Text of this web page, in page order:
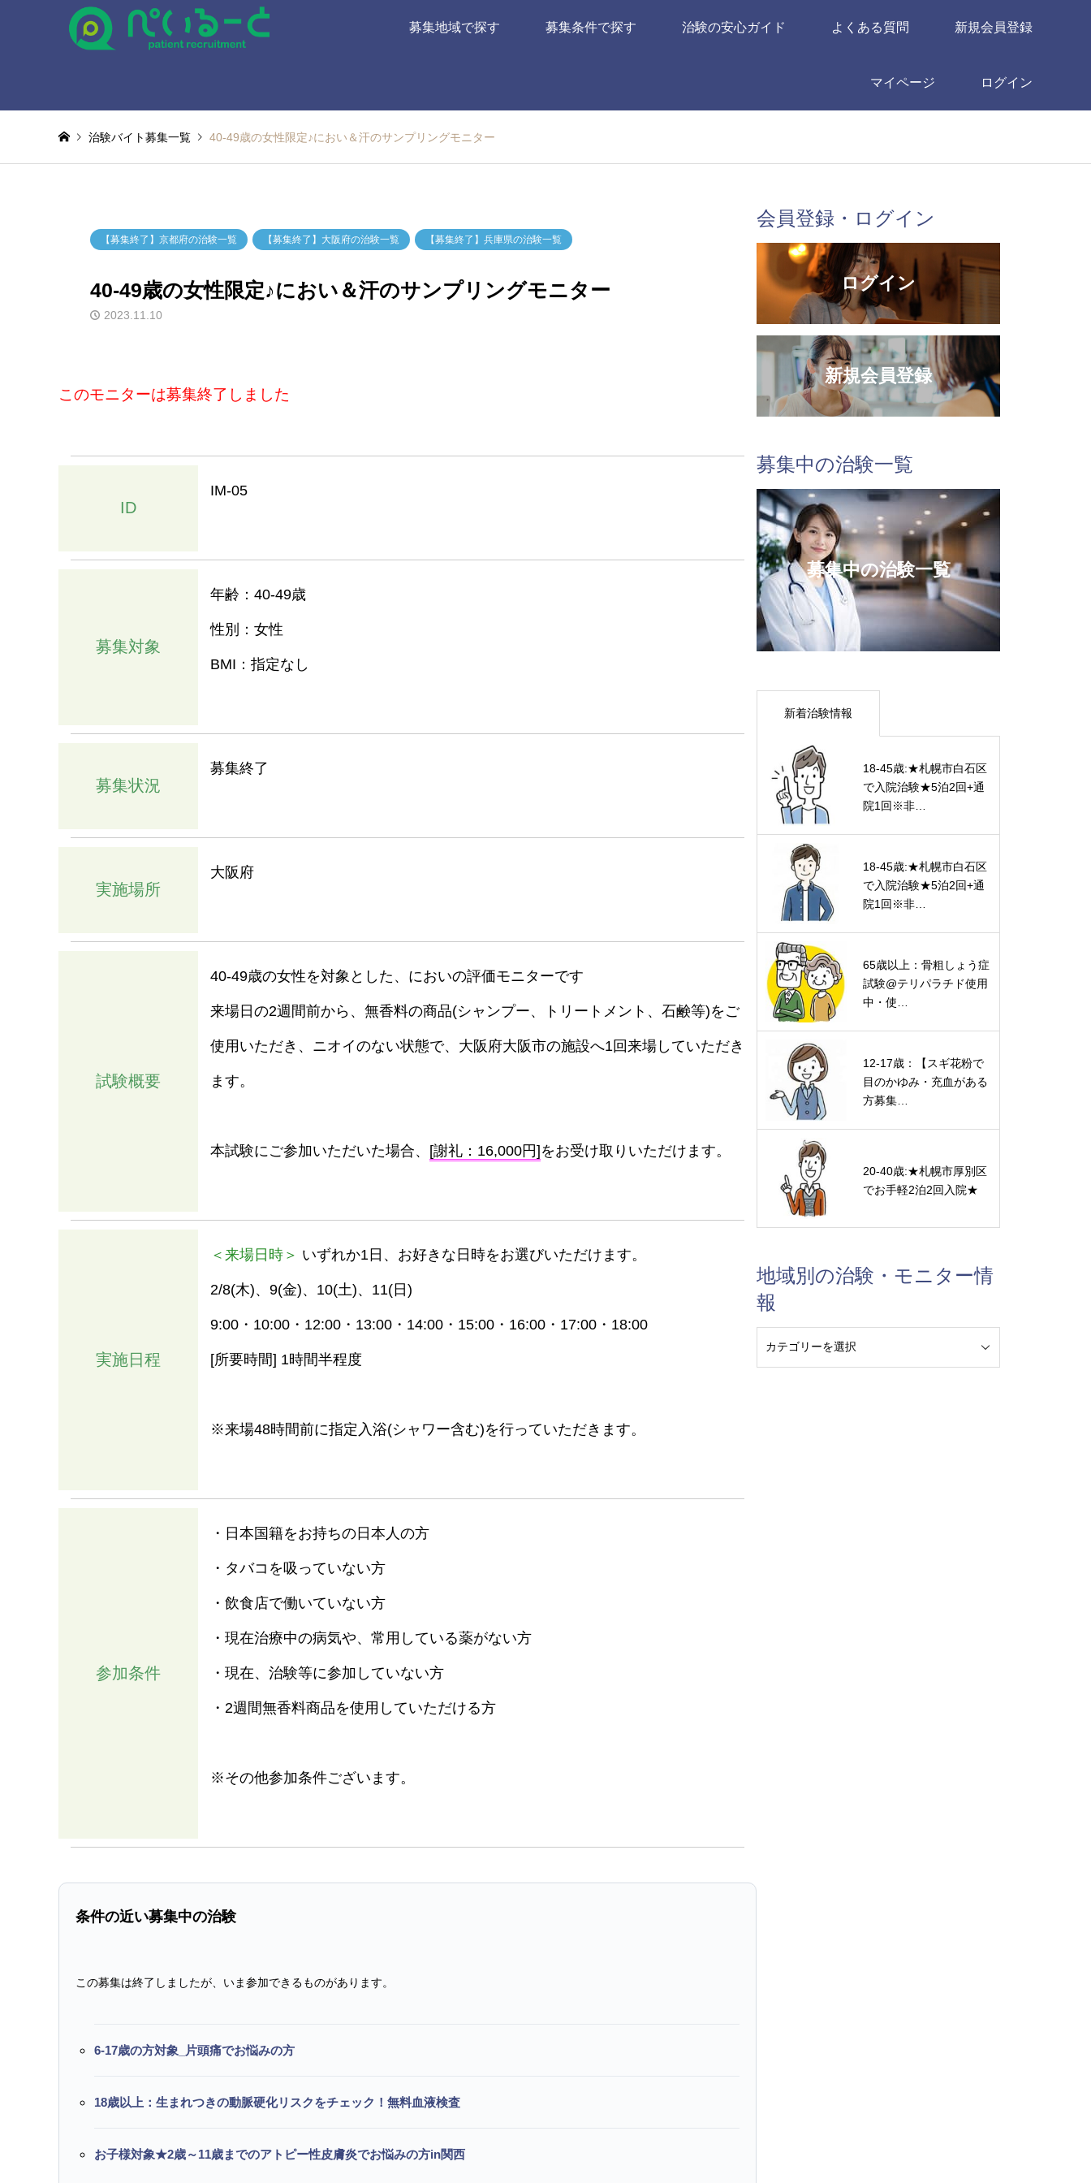
募集地域で探す 募集条件で探す 治験の安心ガイド よくある質問 新規会員登録
マイページ ログイン
治験バイト募集一覧 40-49歳の女性限定♪におい＆汗のサンプリングモニター
【募集終了】京都府の治験一覧 【募集終了】大阪府の治験一覧 【募集終了】兵庫県の治験一覧
40-49歳の女性限定♪におい＆汗のサンプリングモニター
2023.11.10
このモニターは募集終了しました
ID
IM-05
募集対象
年齢：40-49歳
性別：女性
BMI：指定なし
募集状況
募集終了
実施場所
大阪府
試験概要
40-49歳の女性を対象とした、においの評価モニターです
来場日の2週間前から、無香料の商品(シャンプー、トリートメント、石鹸等)をご
使用いただき、ニオイのない状態で、大阪府大阪市の施設へ1回来場していただき
ます。
本試験にご参加いただいた場合、 [謝礼：16,000円] をお受け取りいただけます。
実施日程
＜来場日時＞ いずれか1日、お好きな日時をお選びいただけます。
2/8(木)、9(金)、10(土)、11(日)
9:00・10:00・12:00・13:00・14:00・15:00・16:00・17:00・18:00
[所要時間] 1時間半程度
※来場48時間前に指定入浴(シャワー含む)を行っていただきます。
参加条件
・日本国籍をお持ちの日本人の方
・タバコを吸っていない方
・飲食店で働いていない方
・現在治療中の病気や、常用している薬がない方
・現在、治験等に参加していない方
・2週間無香料商品を使用していただける方
※その他参加条件ございます。
条件の近い募集中の治験
この募集は終了しましたが、いま参加できるものがあります。
6-17歳の方対象_片頭痛でお悩みの方
18歳以上：生まれつきの動脈硬化リスクをチェック！無料血液検査
お子様対象★2歳～11歳までのアトピー性皮膚炎でお悩みの方in関西
会員登録・ログイン
ログイン
新規会員登録
募集中の治験一覧
募集中の治験一覧
新着治験情報
18-45歳:★札幌市白石区
で入院治験★5泊2回+通
院1回※非…
18-45歳:★札幌市白石区
で入院治験★5泊2回+通
院1回※非…
65歳以上：骨粗しょう症
試験@テリパラチド使用
中・使…
12-17歳：【スギ花粉で
目のかゆみ・充血がある
方募集…
20-40歳:★札幌市厚別区
でお手軽2泊2回入院★
地域別の治験・モニター情
報